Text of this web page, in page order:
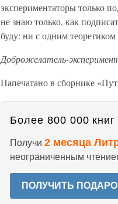
экспериментаторы только
не знаю только, как
буду: ни с одним
Доброжелатель-
Напечатано в сборнике
Более 800 000 книг
Получи 2 месяца
неограниченным
ПОЛУЧИТЬ